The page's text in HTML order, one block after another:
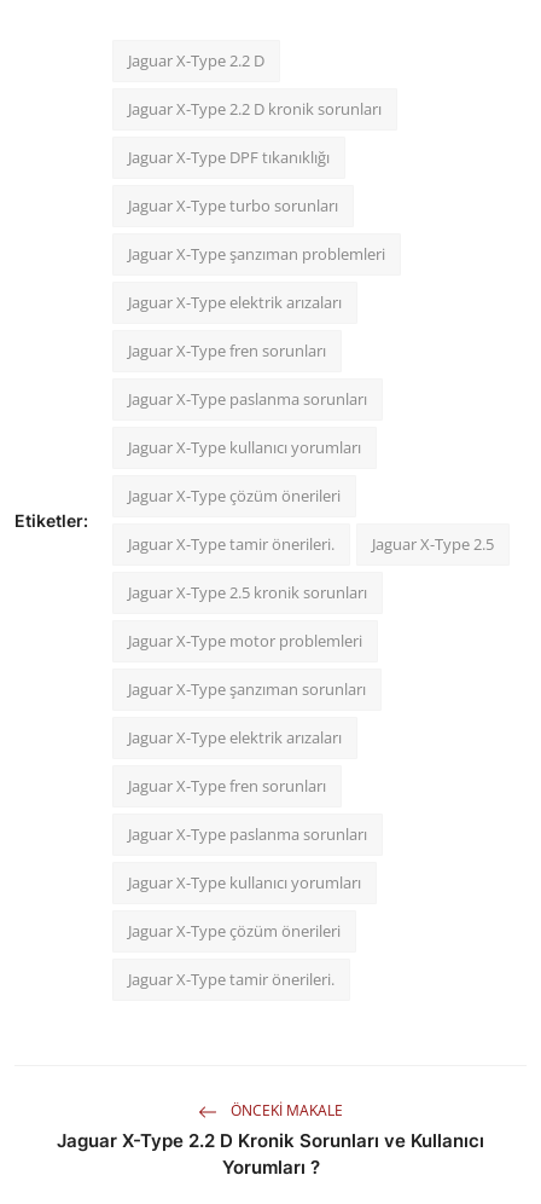
Etiketler:
Jaguar X-Type 2.2 D
Jaguar X-Type 2.2 D kronik sorunları
Jaguar X-Type DPF tıkanıklığı
Jaguar X-Type turbo sorunları
Jaguar X-Type şanzıman problemleri
Jaguar X-Type elektrik arızaları
Jaguar X-Type fren sorunları
Jaguar X-Type paslanma sorunları
Jaguar X-Type kullanıcı yorumları
Jaguar X-Type çözüm önerileri
Jaguar X-Type tamir önerileri. Jaguar X-Type 2.5
Jaguar X-Type 2.5 kronik sorunları
Jaguar X-Type motor problemleri
Jaguar X-Type şanzıman sorunları
Jaguar X-Type elektrik arızaları
Jaguar X-Type fren sorunları
Jaguar X-Type paslanma sorunları
Jaguar X-Type kullanıcı yorumları
Jaguar X-Type çözüm önerileri
Jaguar X-Type tamir önerileri.
ÖNCEKI MAKALE
Jaguar X-Type 2.2 D Kronik Sorunları ve Kullanıcı
Yorumları ?